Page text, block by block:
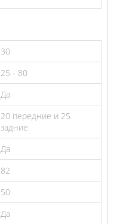
30
25 - 80
Да
20 передние и 25
задние
Да
82
50
Да